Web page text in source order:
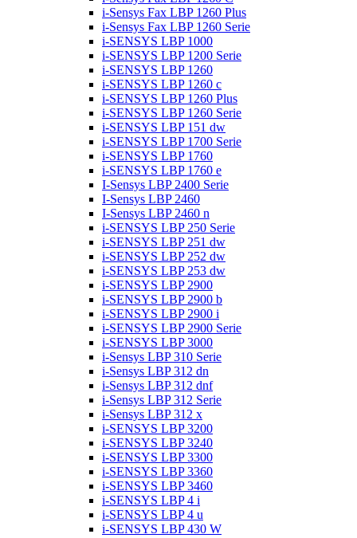
i-Sensys Fax LBP 1260 Plus
i-Sensys Fax LBP 1260 Serie
i-SENSYS LBP 1000
i-SENSYS LBP 1200 Serie
i-SENSYS LBP 1260
i-SENSYS LBP 1260 c
i-SENSYS LBP 1260 Plus
i-SENSYS LBP 1260 Serie
i-SENSYS LBP 151 dw
i-SENSYS LBP 1700 Serie
i-SENSYS LBP 1760
i-SENSYS LBP 1760 e
I-Sensys LBP 2400 Serie
I-Sensys LBP 2460
I-Sensys LBP 2460 n
i-SENSYS LBP 250 Serie
i-SENSYS LBP 251 dw
i-SENSYS LBP 252 dw
i-SENSYS LBP 253 dw
i-SENSYS LBP 2900
i-SENSYS LBP 2900 b
i-SENSYS LBP 2900 i
i-SENSYS LBP 2900 Serie
i-SENSYS LBP 3000
i-Sensys LBP 310 Serie
i-Sensys LBP 312 dn
i-Sensys LBP 312 dnf
i-Sensys LBP 312 Serie
i-Sensys LBP 312 x
i-SENSYS LBP 3200
i-SENSYS LBP 3240
i-SENSYS LBP 3300
i-SENSYS LBP 3360
i-SENSYS LBP 3460
i-SENSYS LBP 4 i
i-SENSYS LBP 4 u
i-SENSYS LBP 430 W